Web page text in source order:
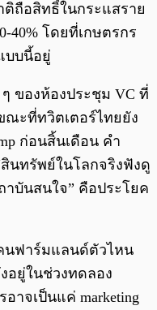
ถือสิทธิ์ในกระแสราย
40% โดยที่เกษตรกร
บบนี้อยู่
ๆ ของห้องประชุม VC ที่
ณะที่ทวิตเตอร์ไทยยัง
ก่อนสิ้นเดือน คำ
นทรัพย์ในโลกจริงฟังดู
บันสนใจ” คือประโยค
นฟาร์มแลนด์ตัวไหน
อยู่ในช่วงทดลอง
าจเป็นแค่ marketing